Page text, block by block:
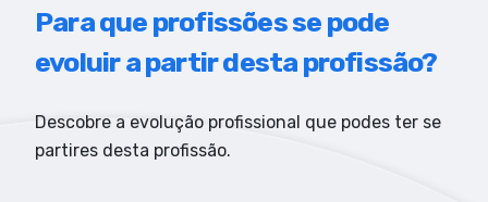
Para que profissões se pode
evoluir a partir desta profissão?
Descobre a evolução profissional que podes ter se
partires desta profissão.